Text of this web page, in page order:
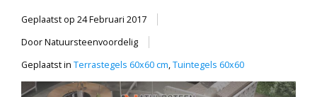
Geplaatst op 24 Februari 2017
Door Natuursteenvoordelig
Geplaatst in Terrastegels 60x60 cm,Tuintegels 60x60